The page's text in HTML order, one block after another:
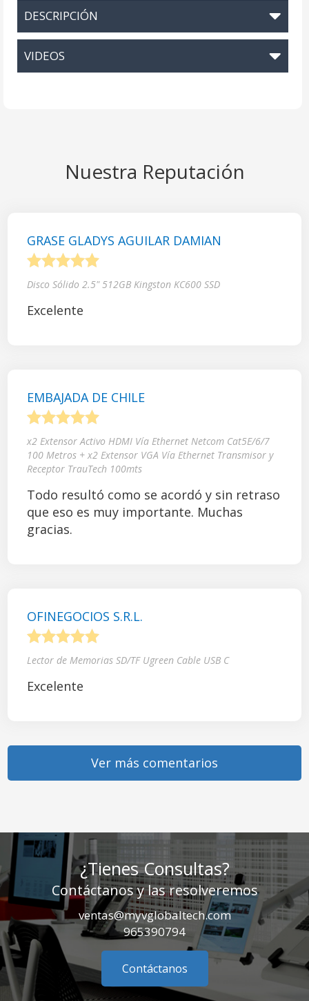
DESCRIPCIÓN
VIDEOS
Nuestra Reputación
GRASE GLADYS AGUILAR DAMIAN
Disco Sólido 2.5" 512GB Kingston KC600 SSD
Excelente
EMBAJADA DE CHILE
x2 Extensor Activo HDMI Vía Ethernet Netcom Cat5E/6/7
100 Metros + x2 Extensor VGA Vía Ethernet Transmisor y
Receptor TrauTech 100mts
Todo resultó como se acordó y sin retraso
que eso es muy importante. Muchas
gracias.
OFINEGOCIOS S.R.L.
Lector de Memorias SD/TF Ugreen Cable USB C
Excelente
Ver más comentarios
¿Tienes Consultas?
Contáctanos y las resolveremos
ventas@myvglobaltech.com
965390794
Contáctanos